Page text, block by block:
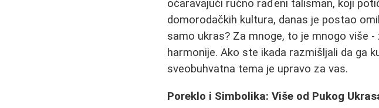
očaravajući ručno rađeni talisman, koji
domorodačkih kultura, danas je postao
samo ukras? Za mnoge, to je mnogo više
harmonije. Ako ste ikada razmišljali da ga
sveobuhvatna tema je upravo za vas.
Poreklo i Simbolika: Više od Pukog